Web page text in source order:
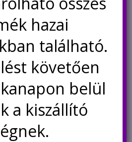
1.600 FtOriginal
was:
1.600Ft.
900 FtCurrent
price
is:
900Ft.
Nincs készleten
újra elérhető
hazai
található.
követően
belül
a kiszállító